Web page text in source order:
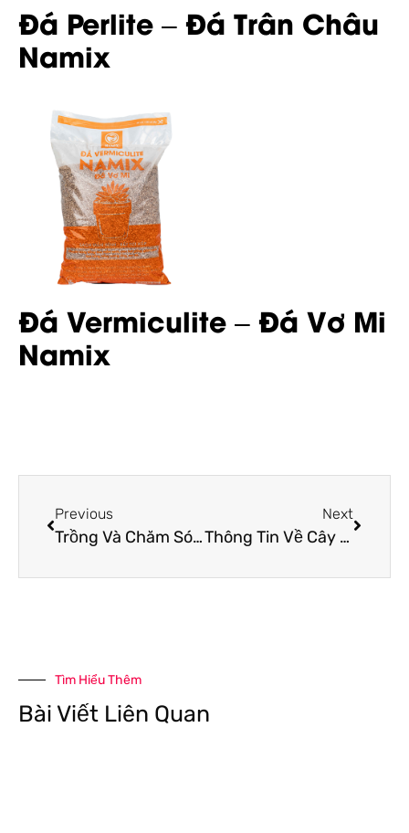
Đá Perlite – Đá Trân Châu
Namix
Đá Vermiculite – Đá Vơ Mi
Namix
Previous
Trồng Và Chăm Sóc Cây Lưỡi Hổ Đúng Cách
Next
Thông Tin Về Cây Monstera- Cách Trồng, Cách Chăm Sóc Như Thế Nào?
Tìm Hiểu Thêm
Bài Viết Liên Quan